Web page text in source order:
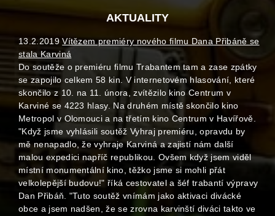
AKTUALITY
13.2.2019 Vítězem premiéry nového filmu Dana Přibáně se
stala Karviná
Do soutěže o premiéru filmu Trabantem tam a zase zpátky
se zapojilo celkem 58 kin. V internetovém hlasování, které
skončilo z 10. na 11. února, zvítězilo kino Centrum v
Karviné se 4223 hlasy. Na druhém místě skončilo kino
Metropol v Olomouci a na třetím kino Centrum v Havířově.
"Když jsme vyhlásili soutěž Vyhraj premiéru, opravdu by
mě nenapadlo, že vyhraje Karviná a zajistí nám další
malou expedici napříč republikou. Ovšem když jsem viděl
místní monumentální kino, těžko jsme si mohli přát
velkolepější budovu!" říká cestovatel a šéf trabantí výpravy
Dan Přibáň. "Tuto soutěž vnímám jako aktivaci divácké
obce a jsem nadšen, že se zrovna karvinští diváci takto ve